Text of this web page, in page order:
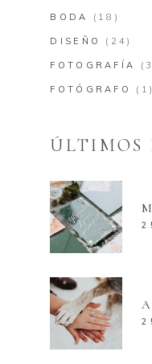
BODA (18)
DISEÑO (24)
FOTOGRAFÍA
FOTÓGRAFO (1)
ÚLTIMOS